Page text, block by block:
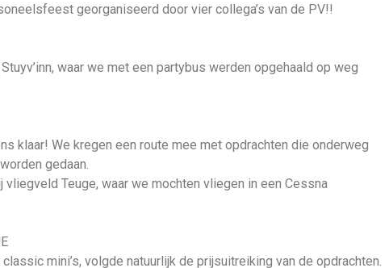
georganiseerd door vier collega’s van de PV!!
waar we met een partybus werden opgehaald op weg
klaar! We kregen een route mee met opdrachten die onderweg
gedaan.
vliegveld Teuge, waar we mochten vliegen in een Cessna
mini’s, volgde natuurlijk de prijsuitreiking van de opdrachten.